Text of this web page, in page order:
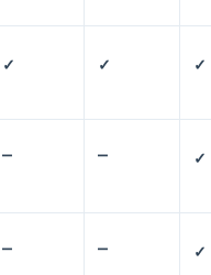
✓ ✓ ✓
⎻ ⎻ ✓
⎻ ⎻ ✓